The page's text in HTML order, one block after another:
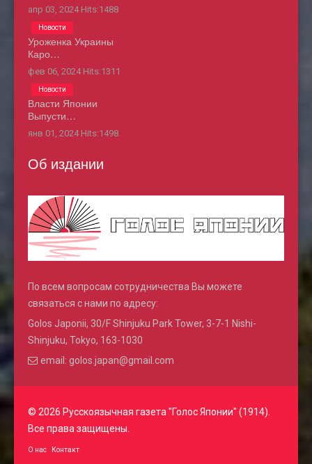
апр 03, 2024 Hits:1488
Уроженка Украины
Каро…
фев 06, 2024 Hits:1311
Новости
Власти Японии
Выпусти…
янв 01, 2024 Hits:1498
Новости
Об издании
По всем вопросам сотрудничества Вы можете
связаться с нами по адресу:
Golos Japonii, 30/F Shinjuku Park Tower, 3-7-1 Nishi-
Shinjuku, Tokyo, 163-1030
email: golos.japan@gmail.com
© 2026 Русскоязычная газета "Голос Японии" (1914).
Все права защищены.
О нас Контакт